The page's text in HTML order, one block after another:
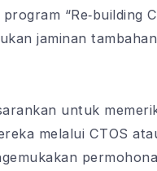
“Re‑building
jaminan
untuk
melalui CTOS